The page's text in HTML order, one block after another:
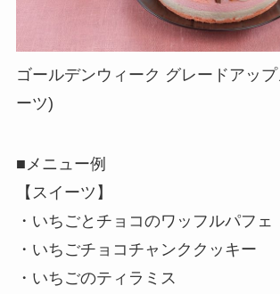
ゴールデンウィーク グレードアッ
ーツ)
■メニュー例
【スイーツ】
・いちごとチョコのワッフルパフェ
・いちごチョコチャンククッキー
・いちごのティラミス